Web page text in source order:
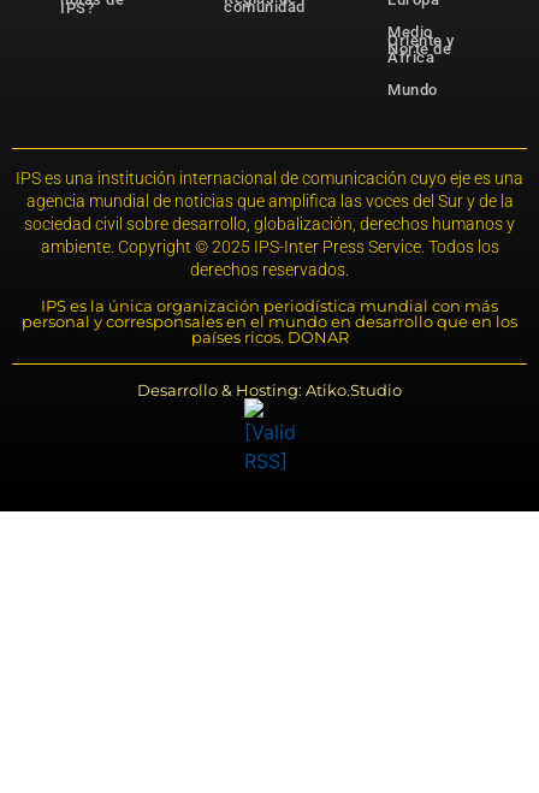
IPS? comunidad
Medio
Oriente y
Norte de
África
Mundo
IPS es una institución internacional de comunicación cuyo eje es una
agencia mundial de noticias que amplifica las voces del Sur y de la
sociedad civil sobre desarrollo, globalización, derechos humanos y
ambiente. Copyright © 2025 IPS-Inter Press Service. Todos los
derechos reservados.
IPS es la única organización periodística mundial con más
personal y corresponsales en el mundo en desarrollo que en los
países ricos. DONAR
Desarrollo & Hosting: Atiko.Studio